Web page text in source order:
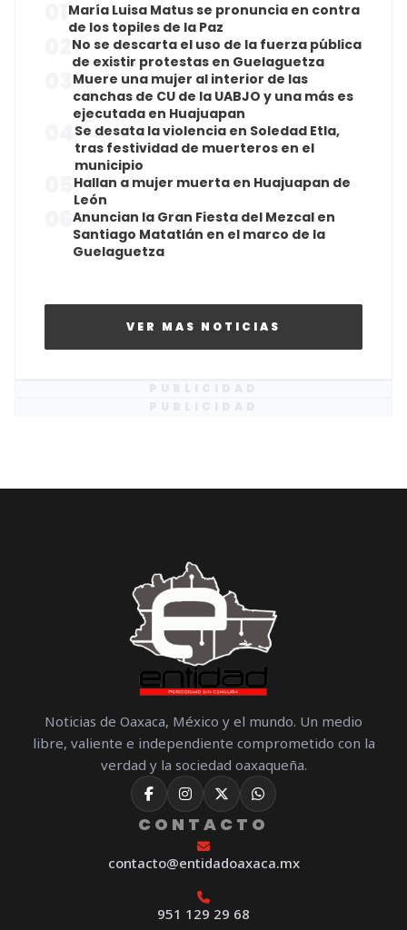
María Luisa Matus se pronuncia en contra
de los topiles de la Paz
No se descarta el uso de la fuerza pública
de existir protestas en Guelaguetza
Muere una mujer al interior de las
canchas de CU de la UABJO y una más es
ejecutada en Huajuapan
Se desata la violencia en Soledad Etla,
tras festividad de muerteros en el
municipio
Hallan a mujer muerta en Huajuapan de
León
Anuncian la Gran Fiesta del Mezcal en
Santiago Matatlán en el marco de la
Guelaguetza
VER MAS NOTICIAS
Noticias de Oaxaca, México y el mundo. Un medio
libre, valiente e independiente comprometido con la
verdad y la sociedad oaxaqueña.
CONTACTO
contacto@entidadoaxaca.mx
951 129 29 68